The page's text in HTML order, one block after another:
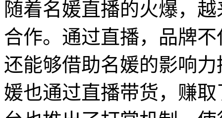
随着名媛直播的火爆，
合作。通过直播，品牌
还能够借助名媛的影响
媛也通过直播带货，赚